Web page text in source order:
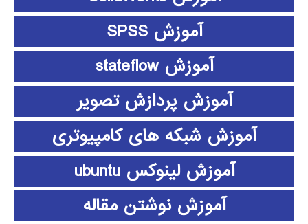
آموزش SPSS
آموزش stateflow
آموزش پردازش تصویر
آموزش شبکه های کامپیوتری
آموزش لینوکس ubuntu
آموزش نوشتن مقاله